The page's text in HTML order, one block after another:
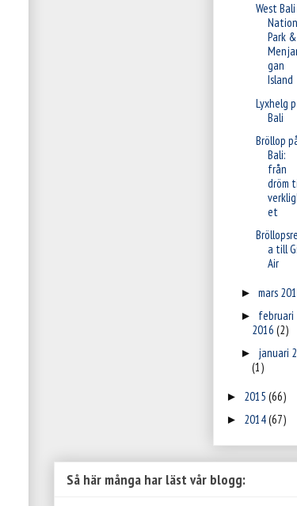
West Bali
Park &
gan
Island
Lyxhelg
Bali
Bröllop
Bali:
från
dröm
et
a till
Air
► mars
► februari
2016 (2)
► januari
(1)
► 2015 (66)
► 2014(67)
Så här många har läst vår blogg: